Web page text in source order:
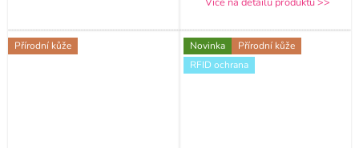
Přírodní kůže Novinka
Přírodní kůže
RFID ochrana